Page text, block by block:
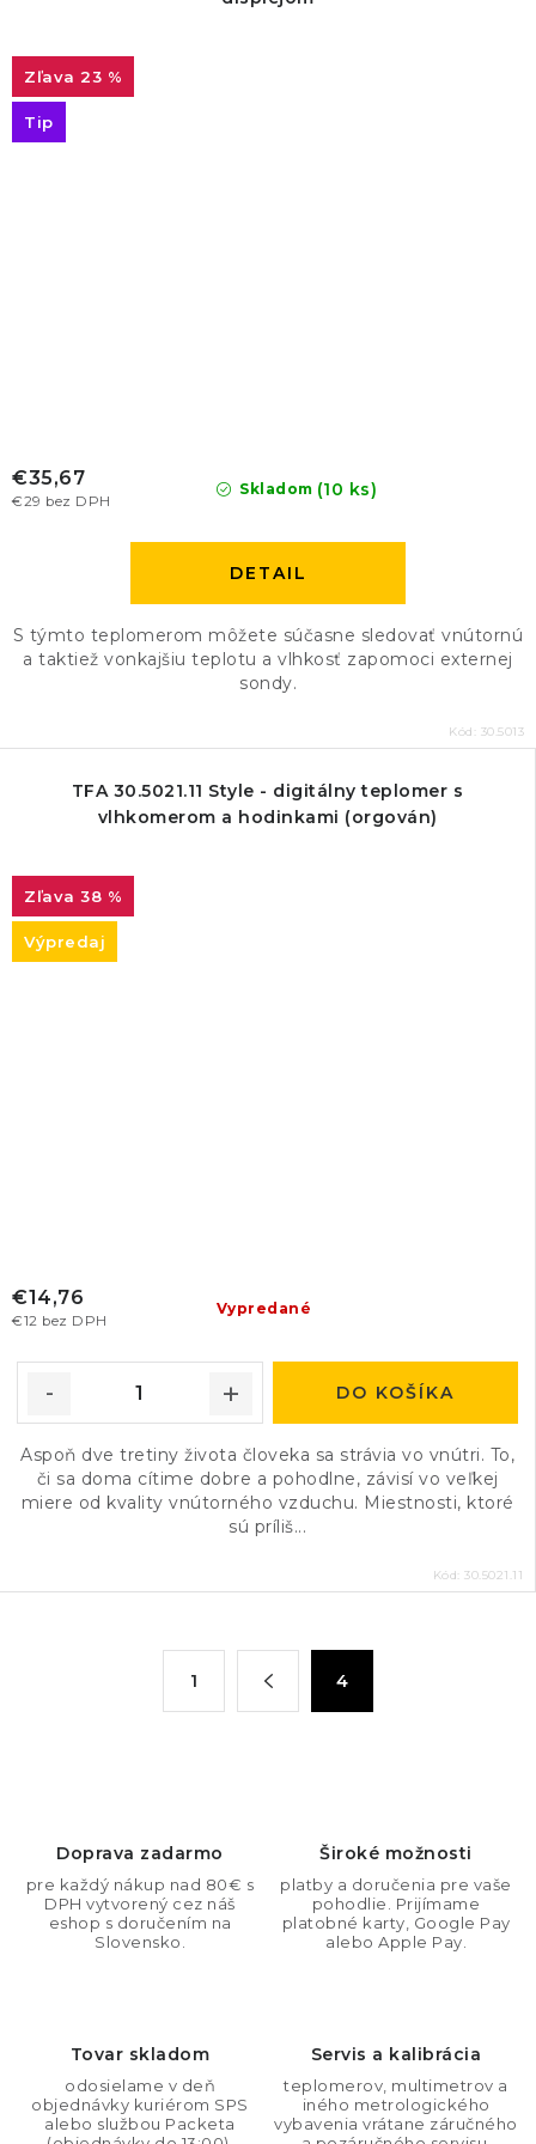
23 %
Tip
Skladom (10 ks)
€29 bez DPH
€35,67
DETAIL
S týmto teplomerom môžete súčasne sledovať vnútornú
a taktiež vonkajšiu teplotu a vlhkosť zapomoci externej
sondy.
Kód: 30.5013
TFA 30.5021.11 Style - digitálny teplomer s
vlhkomerom a hodinkami (orgován)
38 %
Výpredaj
Vypredané
€12 bez DPH
€14,76
DO KOŠÍKA
Aspoň dve tretiny života človeka sa strávia vo vnútri. To,
či sa doma cítime dobre a pohodlne, závisí vo veľkej
miere od kvality vnútorného vzduchu. Miestnosti, ktoré
sú príliš...
Kód: 30.5021.11
1 4
Doprava zadarmo
pre každý nákup nad 80€ s
DPH vytvorený cez náš
eshop s doručením na
Slovensko.
Široké možnosti
platby a doručenia pre vaše
pohodlie. Prijímame
platobné karty, Google Pay
alebo Apple Pay.
Tovar skladom
odosielame v deň
objednávky kuriérom SPS
alebo službou Packeta
Servis a kalibrácia
teplomerov, multimetrov a
iného metrologického
vybavenia vrátane záručného